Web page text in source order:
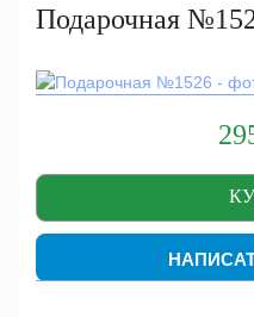
Подарочная